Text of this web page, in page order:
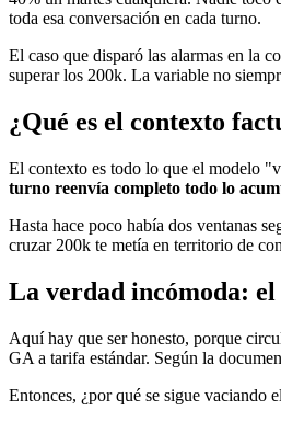
toda esa conversación en cada turno.
El caso que disparó las alarmas en la
superar los 200k. La variable no
¿Qué es el contexto
El contexto es todo lo que el modelo
turno reenvía completo todo lo
Hasta hace poco había dos ventanas
cruzar 200k te metía en territorio de
La verdad incómoda:
Aquí hay que ser honesto, porque
GA a tarifa estándar. Según la
Entonces, ¿por qué se sigue vaciando